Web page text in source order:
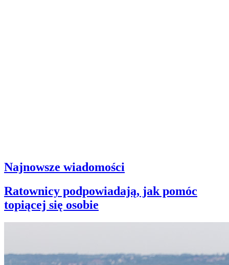
Najnowsze wiadomości
Ratownicy podpowiadają, jak pomóc
topiącej się osobie